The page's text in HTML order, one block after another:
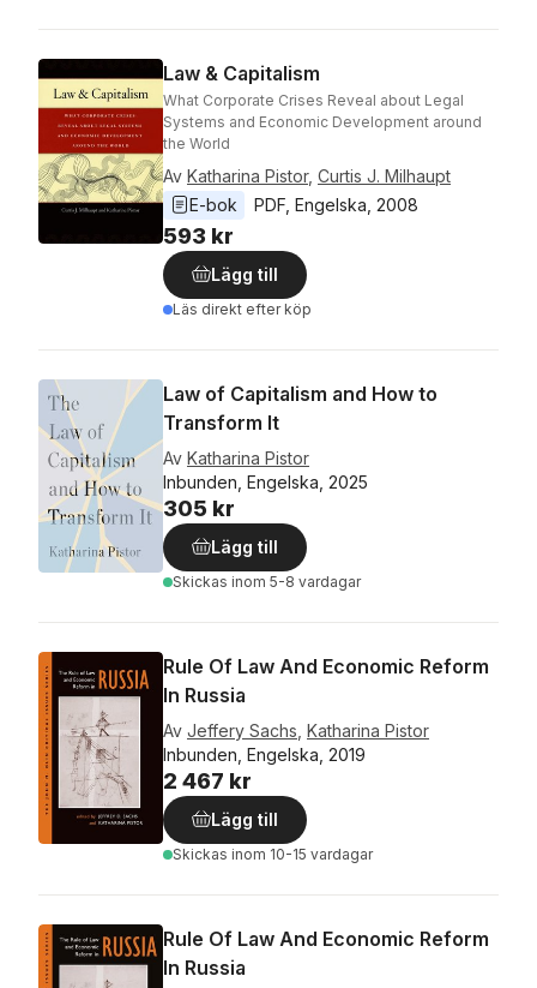
Law & Capitalism
What Corporate Crises Reveal about Legal
Systems and Economic Development around
the World
Av Katharina Pistor, Curtis J. Milhaupt
E-bok
PDF Engelska 2008
593 kr
Lägg till
Läs direkt efter köp
Law of Capitalism and How to
Transform It
Av Katharina Pistor
Inbunden, Engelska, 2025
305 kr
Lägg till
Skickas inom 5-8 vardagar
Rule Of Law And Economic Reform
In Russia
Av Jeffery Sachs Katharina Pistor
Inbunden, Engelska, 2019
2 467 kr
Lägg till
Skickas inom 10-15 vardagar
Rule Of Law And Economic Reform
In Russia